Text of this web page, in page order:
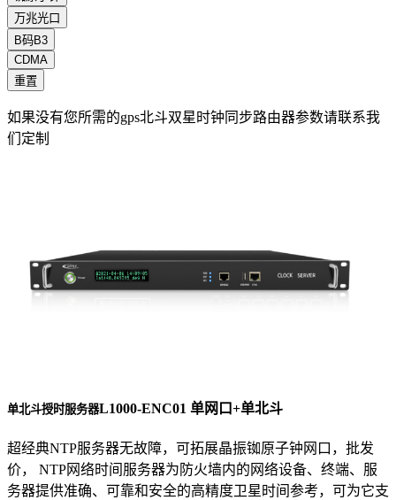
万兆光口
B码B3
CDMA
重置
如果没有您所需的gps北斗双星时钟同步路由器参数请联系我
们定制
单北斗授时服务器L1000-ENC01 单网口+单北斗
超经典NTP服务器无故障，可拓展晶振铷原子钟网口，批发
价， NTP网络时间服务器为防火墙内的网络设备、终端、服
务器提供准确、可靠和安全的高精度卫星时间参考，可为它支